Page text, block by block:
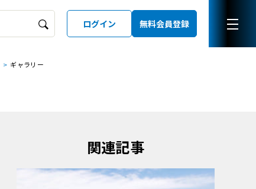
ログイン 無料会員登録
ギャラリー
関連記事